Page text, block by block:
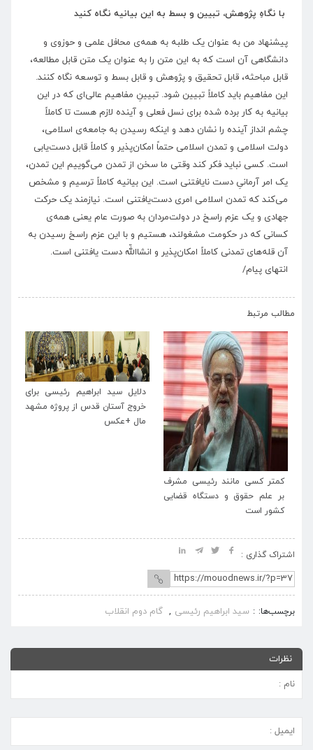
با نگاهِ پژوهش، تبیین و بسط به این بیانیه نگاه کنید
پیشنهاد من به عنوان یک طلبه به همه‌ی محافل علمی و حوزوی و
دانشگاهی آن است که به این متن را به عنوان یک متن قابل مطالعه،
قابل مباحثه، قابل تحقیق و پژوهش و قابل بسط و توسعه نگاه کنند.
این مفاهیم باید کاملاً تبیین شود. تبیینِ مفاهیم عالی‌ای که در این
بیانیه به کار برده شده برای نسل فعلی و آینده لازم هست تا کاملاً
چشم انداز آینده را نشان دهد و اینکه رسیدن به جامعه‌ی اسلامی،
دولت اسلامی و تمدن اسلامی حتماً امکان‌پذیر و کاملاً قابل دست‌یابی
است. کسی نباید فکر کند وقتی ما سخن از تمدن می‌گوییم این تمدن،
یک امر آرمانیِ دست نایافتنی است. این بیانیه کاملاً ترسیم و مشخص
می‌کند که تمدن اسلامی امری دست‌یافتنی است. نیازمند یک حرکت
جهادی و یک عزم راسخ در دولت‌مردان به صورت عام یعنی همه‌ی
کسانی که در حکومت مشغولند، هستیم و با این عزم راسخ رسیدن به
آن قله‌های تمدنی کاملاً امکان‌پذیر و انشااللّه دست یافتنی است.
انتهای پیام/
مطالب مرتبط
کمتر کسی مانند رئیسی مشرف
بر علم حقوق و دستگاه قضایی
کشور است
دلایل سید ابراهیم رئیسی برای
خروج آستان قدس از پروژه مشهد
مال +عکس
اشتراک گذاری :
برچسب‌ها: سید ابراهیم رئیسی , گام دوم انقلاب
نظرات